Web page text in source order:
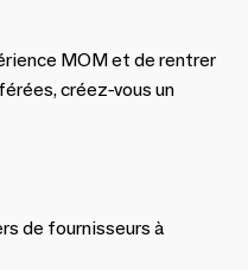
MOM et de rentrer
créez-vous un
de fournisseurs à